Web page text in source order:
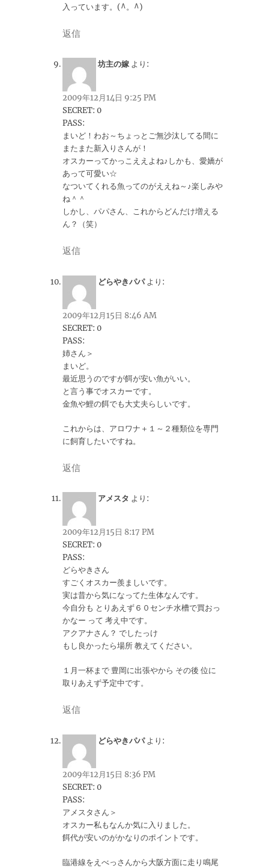
入っています。(^。^)
返信
坊主の嫁 より:
2009年12月14日 9:25 PM
SECRET: 0
PASS:
まいど！わお～ちょっとご無沙汰してる間に
またまた新入りさんが！
オスカーってかっこええよね♪しかも、愛嬌が
あって可愛い☆
なついてくれる魚ってのがええね～♪楽しみや
ね＾＾
しかし、パパさん、これからどんだけ増える
ん？（笑）
返信
どらやきパパ より:
2009年12月15日 8:46 AM
SECRET: 0
PASS:
姉さん＞
まいど。
最近思うのですが餌が安い魚がいい。
と言う事でオスカーです。
金魚や鯉の餌でも大丈夫らしいです。
これからは、アロワナ＋１～２種類位を専門
に飼育したいですね。
返信
アメスタ より:
2009年12月15日 8:17 PM
SECRET: 0
PASS:
どらやきさん
すごくオスカー羨ましいです。
実は昔から気になってた生体なんです。
今自分も とりあえず６０センチ水槽で買おっ
かなー って 考え中です。
アクアナさん？ でしたっけ
もし良かったら場所 教えてください。
１月一杯まで 豊岡に出張やから その後 位に
取りあえず予定中です。
返信
どらやきパパ より:
2009年12月15日 8:36 PM
SECRET: 0
PASS:
アメスタさん＞
オスカー私もなんか気に入りました。
餌代が安いのがかなりのポイントです。
臨港線をえべっさんから大阪方面に走り鳴尾